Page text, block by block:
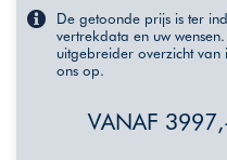
De getoonde prijs is ter
vertrekdata en uw
uitgebreider overzicht
ons op.
VANAF